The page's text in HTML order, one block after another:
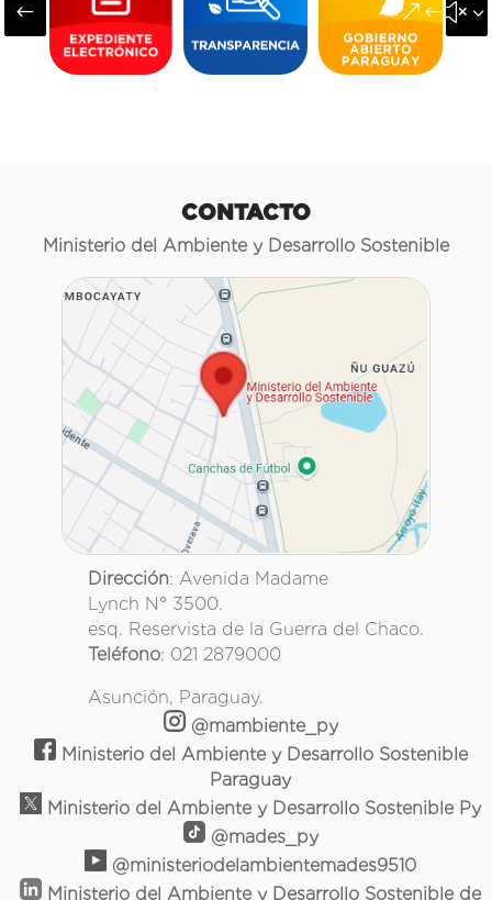
#
CONTACTO
Ministerio del Ambiente y Desarrollo Sostenible
Dirección: Avenida Madame
Lynch N° 3500.
esq. Reservista de la Guerra del Chaco.
Teléfono: 021 2879000
Asunción, Paraguay.
@mambiente_py
Ministerio del Ambiente y Desarrollo Sostenible
Paraguay
Ministerio del Ambiente y Desarrollo Sostenible Py
@mades_py
@ministeriodelambientemades9510
Ministerio del Ambiente y Desarrollo Sostenible de